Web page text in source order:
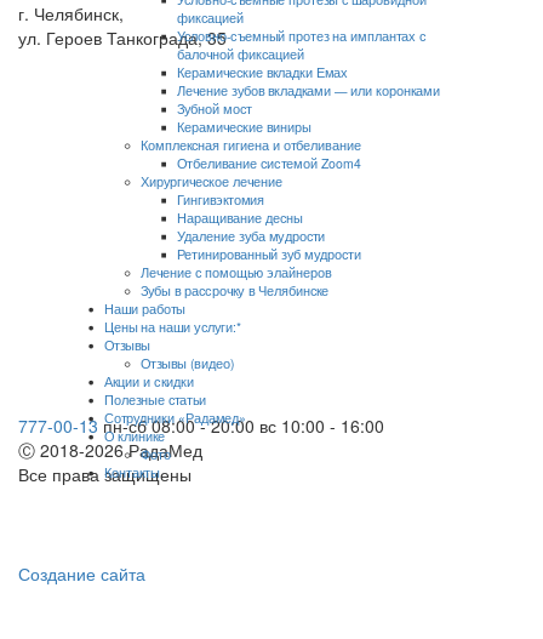
г. Челябинск,
ул. Героев Танкограда, 35
777-00-13 пн-сб 08:00 - 20:00 вс 10:00 - 16:00
Ⓒ 2018-2026 РадаМед
Все права защищены
Создание сайта
фиксацией
Условно-съемный протез на имплантах с
балочной фиксацией
Керамические вкладки Емах
Лечение зубов вкладками — или коронками
Зубной мост
Керамические виниры
Комплексная гигиена и отбеливание
Отбеливание системой Zoom4
Хирургическое лечение
Гингивэктомия
Наращивание десны
Удаление зуба мудрости
Ретинированный зуб мудрости
Лечение с помощью элайнеров
Зубы в рассрочку в Челябинске
Наши работы
Цены на наши услуги:*
Отзывы
Отзывы (видео)
Акции и скидки
Полезные статьи
Сотрудники «Радамед»
О клинике
Фото
Контакты